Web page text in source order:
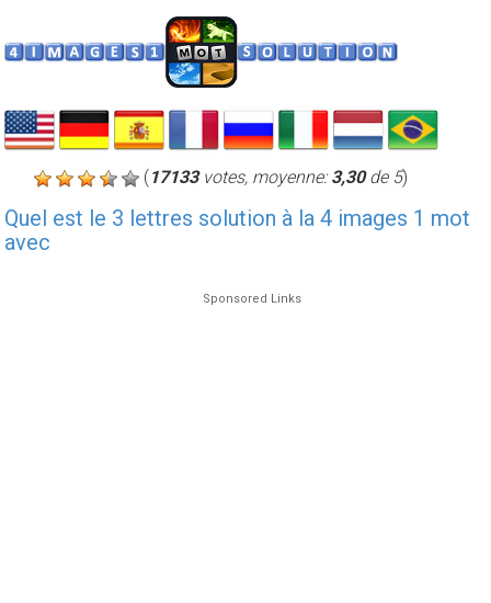
(17133votes, moyenne:3,30de 5)
Quel est le 3 lettres solution à la 4 images 1 mot
avec
Sponsored Links